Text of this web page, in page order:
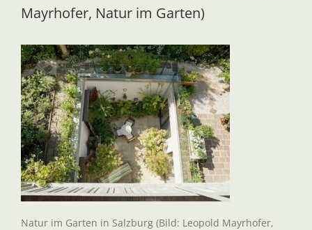
Mayrhofer, Natur im Garten)
Natur im Garten in Salzburg (Bild: Leopold Mayrhofer,